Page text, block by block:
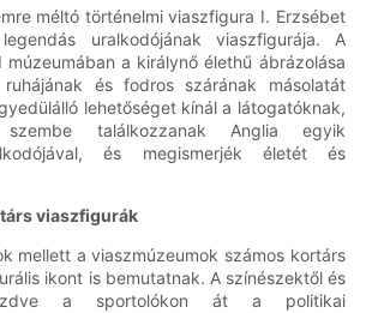
méltó történelmi viaszfigura I. Erzsébet
uralkodójának viaszfigurája. A
múzeumában a királynő élethű ábrázolása
és fodros szárának másolatát
lehetőséget kínál a látogatóknak,
találkozzanak Anglia egyik
és megismerjék életét és
viaszfigurák
mellett a viaszmúzeumok számos kortárs
ikont is bemutatnak. A színészektől és
a sportolókon át a politikai